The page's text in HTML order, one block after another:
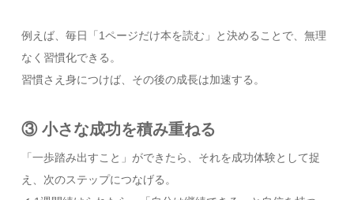
例えば、毎日「1ページだけ本を読む」と決めることで、無理
なく習慣化できる。
習慣さえ身につけば、その後の成長は加速する。
③ 小さな成功を積み重ねる
「一歩踏み出すこと」ができたら、それを成功体験として捉
え、次のステップにつなげる。